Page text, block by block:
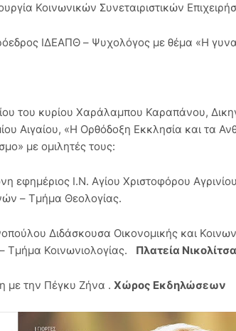
Κοινωνικών Συνεταιριστικών
ΙΔΕΑΠΘ – Ψυχολόγος με θέμα «Η
του κυρίου Χαράλαμπου Καραπάνου,
Αιγαίου, «Η Ορθόδοξη Εκκλησία και τα
με ομιλητές τους:
εφημέριος Ι.Ν. Αγίου Χριστοφόρου
– Τμήμα Θεολογίας.
Διδάσκουσα Οικονομικής και
Τμήμα Κοινωνιολογίας. Πλατεία Νικολίτσα
με την Πέγκυ Ζήνα . Χώρος Εκδηλώσεων